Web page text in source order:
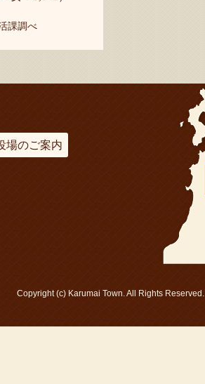
課調べ
場のご案内
Copyright (c) Karumai Town. All Rights Reserved.